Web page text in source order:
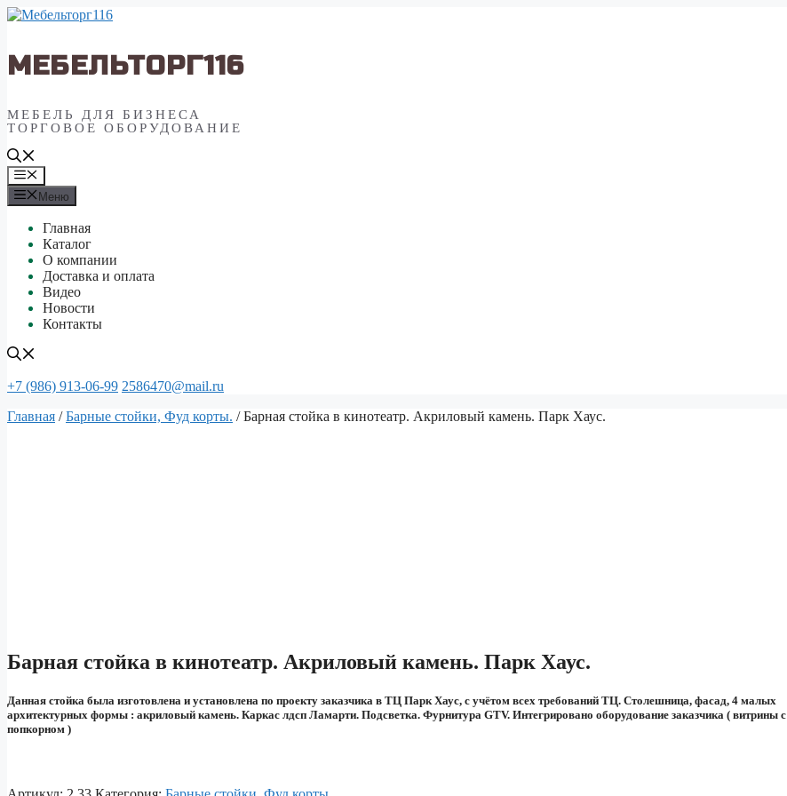
Перейти
МЕБЕЛЬТОРГ116
МЕБЕЛЬ ДЛЯ БИЗНЕСА
ТОРГОВОЕ ОБОРУДОВАНИЕ
Меню
Меню
Главная
Каталог
О компании
Доставка и оплата
Видео
Новости
Контакты
+7 (986) 913-06-99 2586470@mail.ru
Главная /Барные стойки, Фуд корты. / Барная стойка в кинотеатр. Акриловый камень. Парк Хаус.
Барная стойка в кинотеатр. Акриловый камень. Парк Хаус.
Данная стойка была изготовлена и установлена по проекту заказчика в ТЦ Парк Хаус, с учётом всех требований ТЦ. Столешница, фасад, 4 малых
архитектурных формы : акриловый камень. Каркас лдсп Ламарти. Подсветка. Фурнитура GTV. Интегрировано оборудование заказчика ( витрины с
попкорном )